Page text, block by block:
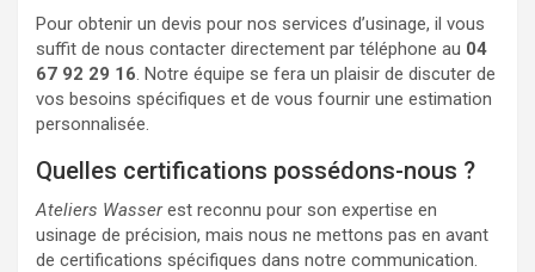
Pour obtenir un devis pour nos services d’usinage, il vous
suffit de nous contacter directement par téléphone au 04
67 92 29 16. Notre équipe se fera un plaisir de discuter de
vos besoins spécifiques et de vous fournir une estimation
personnalisée.
Quelles certifications possédons-nous ?
Ateliers Wasserest reconnu pour son expertise en
usinage de précision, mais nous ne mettons pas en avant
de certifications spécifiques dans notre communication.